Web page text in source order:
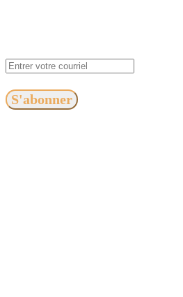
S'abonner